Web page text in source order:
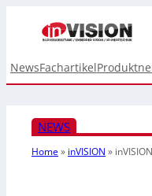
NewsFachartikel
NEWS
Home» inVISION »